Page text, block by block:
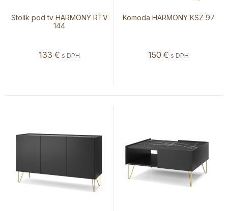
Stolík pod tv HARMONY RTV
144
133 € s DPH
Komoda HARMONY KSZ 97
150 € s DPH